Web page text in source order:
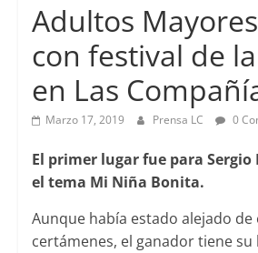
Adultos
con festival de
en Las
Marzo 17, 2019 Prensa LC 0
El primer lugar fue para
el tema Mi Niña Bonita.
Aunque había estado alejado
certámenes, el ganador tiene su